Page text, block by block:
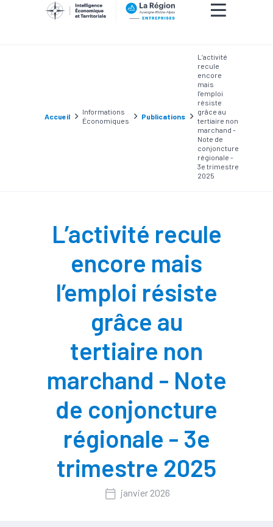
Accueil
Informations
Économiques
Publications
L’activité
recule
encore
mais
l’emploi
résiste
grâce au
tertiaire non
marchand -
Note de
conjoncture
régionale -
3e trimestre
2025
L’activité recule
encore mais
l’emploi résiste
grâce au
tertiaire non
marchand - Note
de conjoncture
régionale - 3e
trimestre 2025
janvier 2026